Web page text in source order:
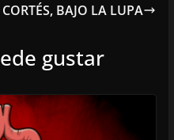
BAJO LA LUPA
gustar